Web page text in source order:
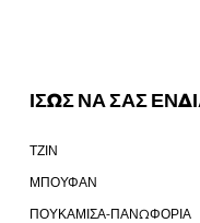
ΙΣΩΣ ΝΑ ΣΑΣ
ΤΖΙΝ
ΜΠΟΥΦΑΝ
ΠΟΥΚΑΜΙΣΑ-ΠΑΝΩΦΟΡΙΑ